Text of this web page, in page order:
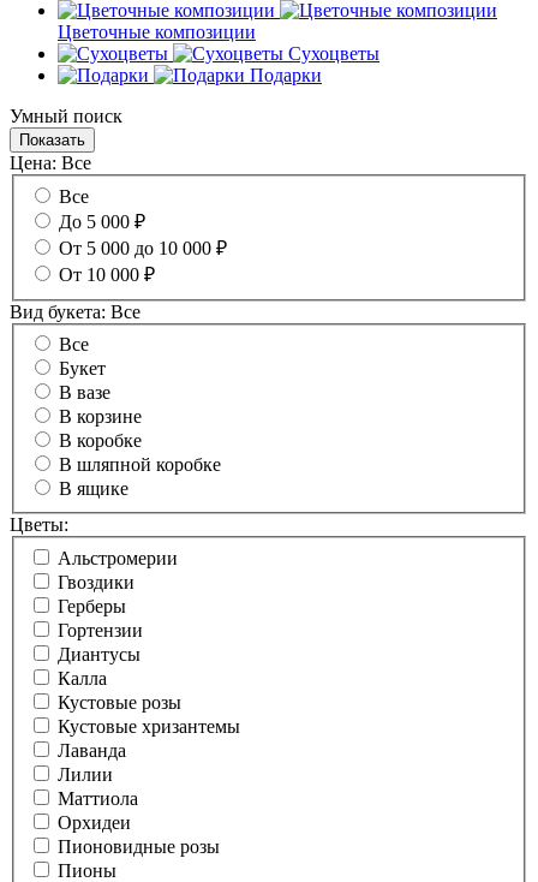
Цветочные композиции
Сухоцветы
Подарки
Умный поиск
Цена: Все
Все
До 5 000 ₽
От 5 000 до 10 000 ₽
От 10 000 ₽
Вид букета: Все
Все
Букет
В вазе
В корзине
В коробке
В шляпной коробке
В ящике
Цветы:
Альстромерии
Гвоздики
Герберы
Гортензии
Диантусы
Калла
Кустовые розы
Кустовые хризантемы
Лаванда
Лилии
Маттиола
Орхидеи
Пионовидные розы
Пионы